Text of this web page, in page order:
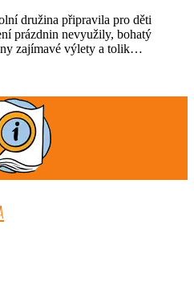
družina připravila pro děti
prázdnin nevyužily, bohatý
zajímavé výlety a tolik…